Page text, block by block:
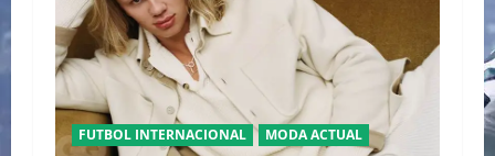
FUTBOL INTERNACIONAL MODA ACTUAL